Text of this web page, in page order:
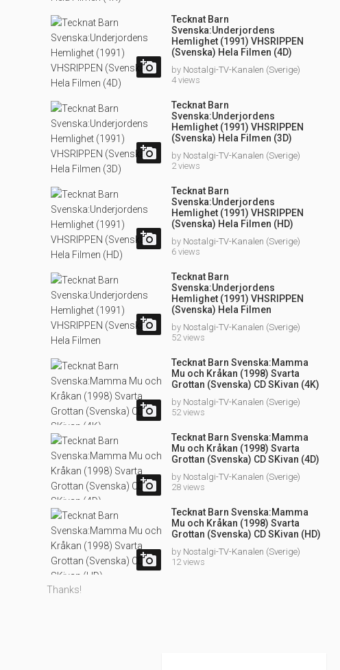

Tecknat Barn
Svenska:Underjordens
Hemlighet (1991) VHSRIPPEN
(Svenska) Hela Filmen (4D)
by Nostalgi-TV-Kanalen (Sverige)
4 views

Tecknat Barn
Svenska:Underjordens
Hemlighet (1991) VHSRIPPEN
(Svenska) Hela Filmen (3D)
by Nostalgi-TV-Kanalen (Sverige)
2 views

Tecknat Barn
Svenska:Underjordens
Hemlighet (1991) VHSRIPPEN
(Svenska) Hela Filmen (HD)
by Nostalgi-TV-Kanalen (Sverige)
6 views

Tecknat Barn
Svenska:Underjordens
Hemlighet (1991) VHSRIPPEN
(Svenska) Hela Filmen
by Nostalgi-TV-Kanalen (Sverige)
52 views

Tecknat Barn Svenska:Mamma
Mu och Kråkan (1998) Svarta
Grottan (Svenska) CD SKivan (4K)
by Nostalgi-TV-Kanalen (Sverige)
52 views

Tecknat Barn Svenska:Mamma
Mu och Kråkan (1998) Svarta
Grottan (Svenska) CD SKivan (4D)
by Nostalgi-TV-Kanalen (Sverige)
28 views

Tecknat Barn Svenska:Mamma
Mu och Kråkan (1998) Svarta
Grottan (Svenska) CD SKivan (HD)
by Nostalgi-TV-Kanalen (Sverige)
12 views
Thanks!